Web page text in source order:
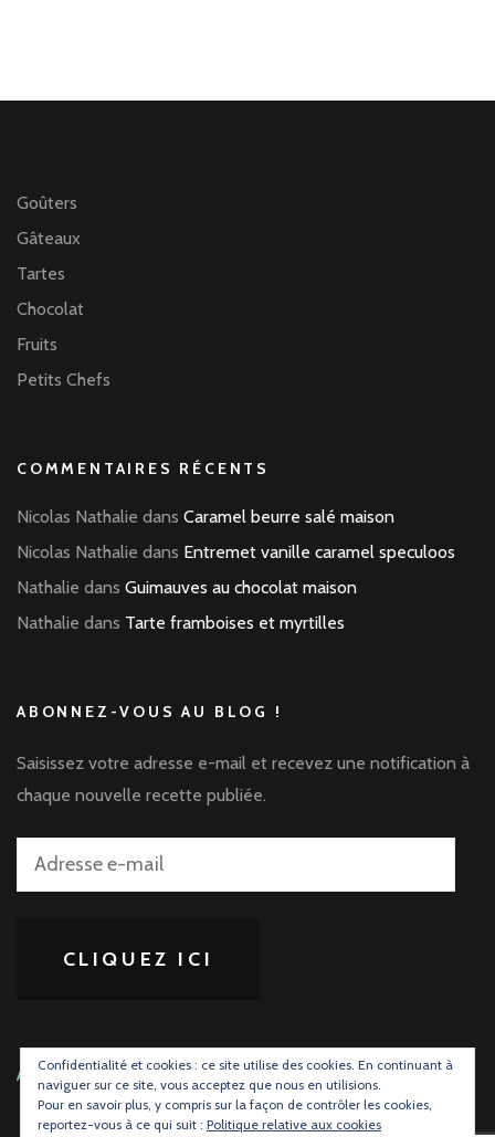
Goûters
Gâteaux
Tartes
Chocolat
Fruits
Petits Chefs
COMMENTAIRES RÉCENTS
Nicolas Nathalie dans Caramel beurre salé maison
Nicolas Nathalie dans Entremet vanille caramel speculoos
Nathalie dans Guimauves au chocolat maison
Nathalie dans Tarte framboises et myrtilles
ABONNEZ-VOUS AU BLOG !
Saisissez votre adresse e-mail et recevez une notification à
chaque nouvelle recette publiée.
Adresse
CLIQUEZ ICI
ABONNEZ-VOUS À LA PAGE FACEBOOK
Confidentialité et cookies : ce site utilise des cookies. En continuant à
naviguer sur ce site, vous acceptez que nous en utilisions.
Pour en savoir plus, y compris sur la façon de contrôler les cookies,
reportez-vous à ce qui suit : Politique relative aux cookies